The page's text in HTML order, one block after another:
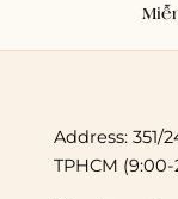
Address: 351/
TPHCM